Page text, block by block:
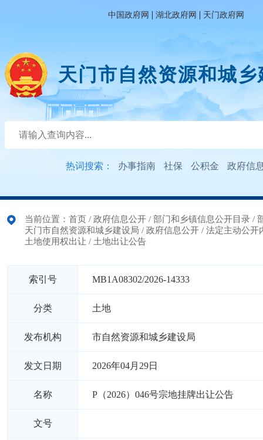
中国政府网 | 湖北政府网 | 天门政府网
天门市自然资源和城
热词搜索： 办事指南 社保 公积金 政府信
当前位置： 首页 / 政府信息公开 / 部门和乡镇信息公开目录 /
天门市自然资源和城乡建设局 / 政府信息公开 / 法定主动公开
土地使用权出让 / 土地出让公告
索引号 MB1A08302/2026-14333
分类 土地
发布机构 市自然资源和城乡建设局
发文日期 2026年04月29日
名称 P（2026）046号宗地挂牌出让公告
文号